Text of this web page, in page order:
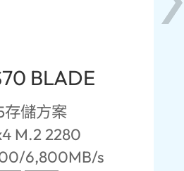
BLADE
存儲方案
M.2 2280
6,800MB/s